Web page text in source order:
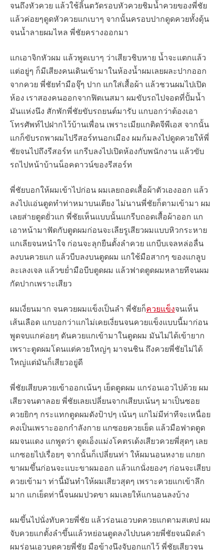
จนถึงหัวควย แล้วใช้ลิ้นตวัดรอบหัวควยชิมน้ำควยของพี่ชัย
แล้วค่อยๆดูดหัวควยแกเบาๆ จากนั้นครอบปากดูดควยทั้งดุ้น
จนน้ำลายผมไหล พี่ชัยครางออกมา
แกเอาจิกหัวผม แล้วพูดเบาๆ ว่าเสียวชิบหาย น้ำจะแตกแล้ว
แต่อยู่ๆ ก็มีเสียงคนเดินเข้ามาในห้องน้ำผมเลยผละปากออก
จากควย พี่ชัยทำมือจุ๊ๆ ปาก แกใส่เสื้อผ้า แล้วชวนผมไปเปิด
ห้อง เราสองคนออกจากฟิตเนสมา ผมขับรถไปจอดที่ปั้มน้ำ
มันแห่งนึง สักพักพี่ชัยขับรถยนต์มารับ แกบอกว่าต้องเอา
โทรศัพท์ไปฝากไว้บ้านเพื่อน เพราะเมียแกติดจีพีเอส จากนั้น
แกก็ขับรถพาผมไปรีสอร์ทนอกเมือง ผมก้มลงไปดูดควยให้พี่
ชัยจนไปถึงรีสอร์ท แกรีบลงไปเปิดห้องกับพนักงาน แล้วขับ
รถไปหน้าบ้านน็อคดาวน์ของรีสอร์ท
พี่ชัยบอกให้ผมเข้าไปก่อน ผมเลยถอดเสื้อผ้าตัวเองออก แล้ว
ลงไปแอ่นตูดทำท่าหมาบนเตียง ไม่นานพี่ชัยก็ตามเข้ามา ผม
เลยส่ายตูดยั่วแก พี่ชัยเห็นแบบนั้นแกรีบถอดเสื้อผ้าออก แก
เอาหน้ามาฟัดกับตูดผมก่อนจะเลียรูเสียวผมแบบหิวกระหาย
แกเลียจนหนำใจ ก่อนจะลุกยืนตั้งลำควย แกบีบเจลหล่อลื่น
ลงบนควยแก แล้วบีบลงบนตูดผม แกใช้มือสากๆ ของแกลูบ
ละเลงเจล แล้วขย่ำมือบีบตูดผม แล้วฟาดตูดผมหลายทีจนผม
กัดปากเพราะเสียว
ผมเงี่ยนมาก จนควยผมแข็งเป็นลำ พี่ชัยก็ควยแข็งจนเห็น
เส้นเลือด แกบอกว่าแกไม่เคยเงี่ยนจนควยแข็งแบบนี้มาก่อน
พูดจบแกค่อยๆ ดันควยแกเข้ามาในตูดผม มันไม่ได้เข้ายาก
เพราะตูดผมโดนแต่ควยใหญ่ๆ มาจนชิน ถึงควยพี่ชัยไม่ได้
ใหญ่แต่มันก็เสียวอยู่ดี
พี่ชัยเสียบควยเข้าออกเน้นๆ เย็ดตูดผม แกร่อนเอวไปด้วย ผม
เสียวจนตาลอย พี่ชัยเลยเปลี่ยนจากเสียบเน้นๆ มาเป็นซอย
ควยยิกๆ กระแทกตูดผมดังป้าปๆ เน้นๆ แกไม่มีท่าทีจะเหนื่อย
คงเป็นเพราะออกกำลังกาย แกซอยควยเย็ด แล้วมือฟาดตูด
ผมจนแดง แกพูดว่า ตูดเอ็งแม่งโคตรเด้งเสียวควยพี่สุดๆ เลย
แกซอยไปเรื่อยๆ จากนั้นก็เปลี่ยนท่า ให้ผมนอนหงาย แกยก
ขาผมขึ้นก่อนจะแบะขาผมออก แล้วแกนั่งยองๆ ก่อนจะเสียบ
ควยเข้ามา ท่านี้มันทำให้ผมเสียวสุดๆ เพราะควยแกเข้าลึก
มาก แกเย็ดท่านี้จนผมปวดขา ผมเลยให้แกนอนลงบ้าง
ผมขึ้นไปนั่งทับควยพี่ชัย แล้วร่อนเอวบดควยแกตามสเตป ผม
จับควยแกตั้งลำขึ้นแล้วหย่อนตูดลงไปบนควยพี่ชัยจนมิดลำ
ผมร่อนเอวบดควยพี่ชัย มือข้างนึงจับอกแกไว้ พี่ชัยเสียวจน